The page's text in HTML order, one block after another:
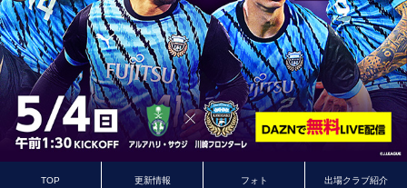
TOP 更新情報 フォト 出場クラブ紹介